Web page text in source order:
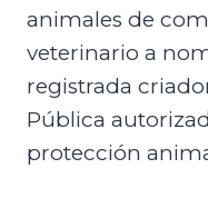
animales de
veterinario a
registrada
Pública
protección